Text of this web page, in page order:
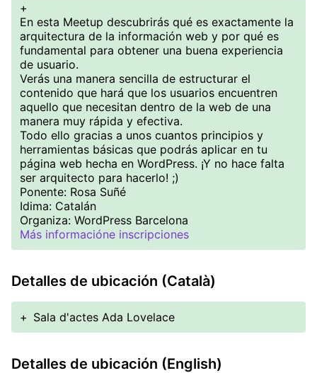
+
En esta Meetup descubrirás qué es exactamente la
arquitectura de la información web y por qué es
fundamental para obtener una buena experiencia
de usuario.
Verás una manera sencilla de estructurar el
contenido que hará que los usuarios encuentren
aquello que necesitan dentro de la web de una
manera muy rápida y efectiva.
Todo ello gracias a unos cuantos principios y
herramientas básicas que podrás aplicar en tu
página web hecha en WordPress. ¡Y no hace falta
ser arquitecto para hacerlo! ;)
Ponente: Rosa Suñé
Idima: Catalán
Organiza: WordPress Barcelona
Más informacióne inscripciones
Detalles de ubicación (Català)
+ Sala d'actes Ada Lovelace
Detalles de ubicación (English)